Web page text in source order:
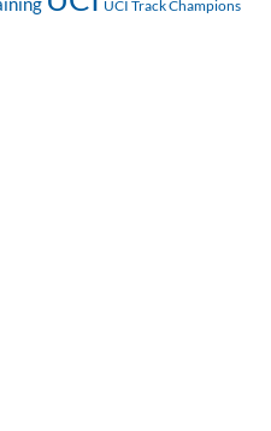
UCI Track Champions